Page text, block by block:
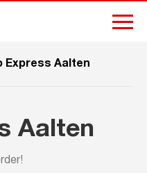
Express Aalten
Aalten